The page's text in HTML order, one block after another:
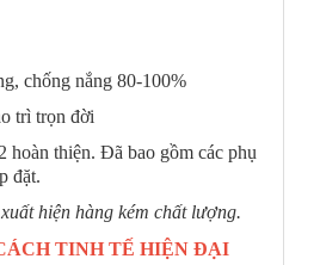
chống nắng 80-100%
trì trọn đời
hoàn thiện. Đã bao gồm các phụ
đặt.
hiện hàng kém chất lượng.
TINH TẾ HIỆN ĐẠI